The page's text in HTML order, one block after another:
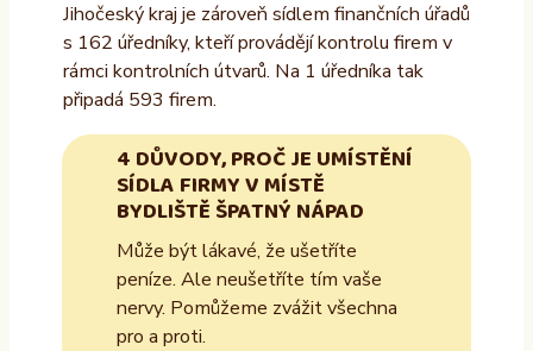
Jihočeský kraj je zároveň sídlem finančních úřadů
s 162 úředníky, kteří provádějí kontrolu firem v
rámci kontrolních útvarů. Na 1 úředníka tak
připadá 593 firem.
4 DŮVODY, PROČ JE UMÍSTĚNÍ
SÍDLA FIRMY V MÍSTĚ
BYDLIŠTĚ ŠPATNÝ NÁPAD
Může být lákavé, že ušetříte
peníze. Ale neušetříte tím vaše
nervy. Pomůžeme zvážit všechna
pro a proti.